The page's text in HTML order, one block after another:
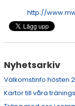
http://
Nyhetsarkiv
Välkomstinfo hösten
Kartor till våra